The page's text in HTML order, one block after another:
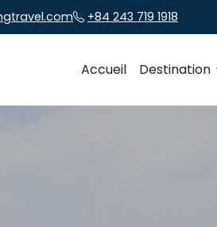
+84 243 719 1918
Accueil Destination